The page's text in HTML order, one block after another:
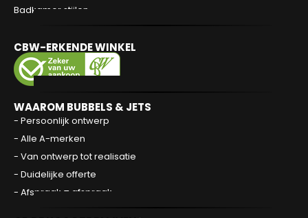
Badkamer stijlen
CBW-ERKENDE WINKEL
WAAROM BUBBELS & JETS
- Persoonlijk ontwerp
- Alle A-merken
- Van ontwerp tot realisatie
- Duidelijke offerte
- Afspraak = afspraak